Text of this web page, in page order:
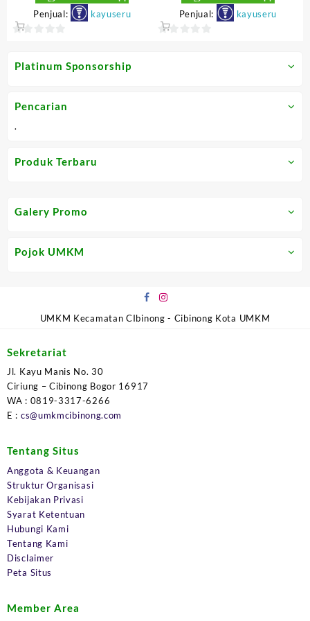
Platinum Sponsorship
Pencarian
.
Produk Terbaru
Penjual: kayuseru
of
Penjual: kayuseru
Galery Promo
Pojok UMKM
UMKM Kecamatan CIbinong - Cibinong Kota UMKM
Sekretariat
Jl. Kayu Manis No. 30
Ciriung – Cibinong Bogor 16917
WA : 0819-3317-6266
E : cs@umkmcibinong.com
Tentang Situs
Anggota & Keuangan
Struktur Organisasi
Kebijakan Privasi
Syarat Ketentuan
Hubungi Kami
Tentang Kami
Disclaimer
Peta Situs
Member Area